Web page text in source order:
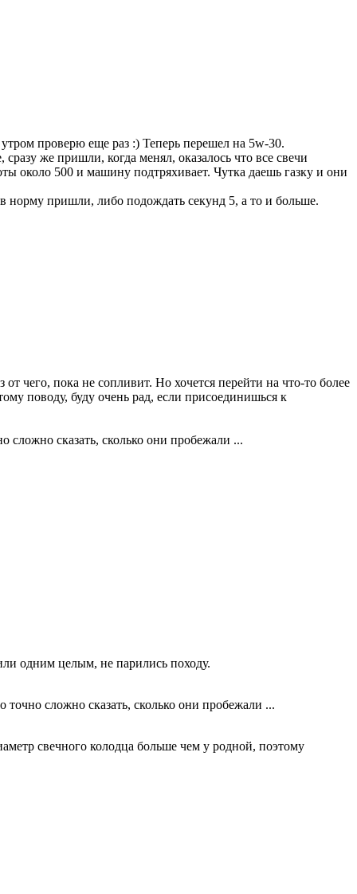
проверю еще раз :) Теперь перешел на 5w-30.
же пришли, когда менял, оказалось что все свечи
около 500 и машину подтряхивает. Чутка даешь газку и они
норму пришли, либо подождать секунд 5, а то и больше.
чего, пока не сопливит. Но хочется перейти на что-то более
поводу, буду очень рад, если присоединишься к
сложно сказать, сколько они пробежали ...
одним целым, не парились походу.
точно сложно сказать, сколько они пробежали ...
свечного колодца больше чем у родной, поэтому